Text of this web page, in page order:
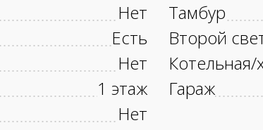
Нет
Есть
Нет
1 этаж
Нет
Тамбур
Второй
Котельная/
Гараж